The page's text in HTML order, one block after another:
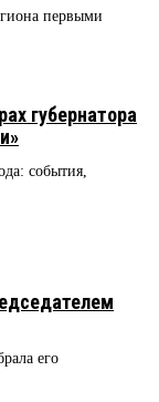
первыми
губернатора
события,
его